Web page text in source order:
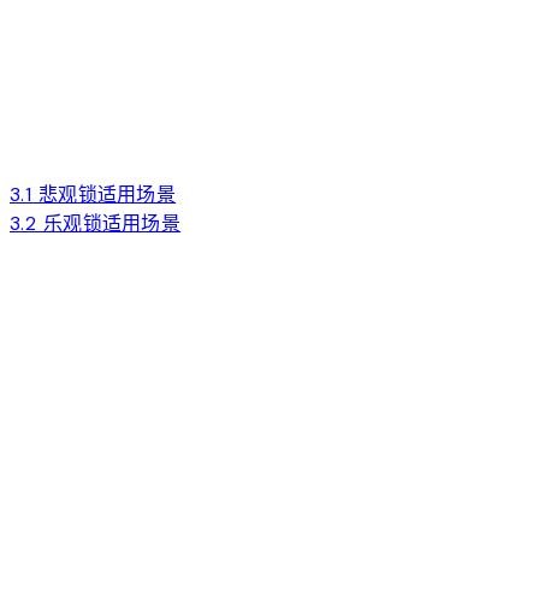
3.1 悲观锁适用场景
3.2 乐观锁适用场景